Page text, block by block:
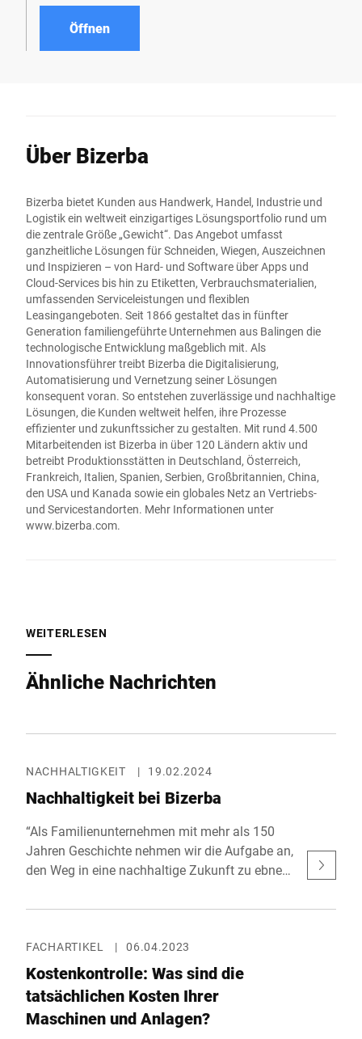
Öffnen
Über Bizerba
Bizerba bietet Kunden aus Handwerk, Handel, Industrie und
Logistik ein weltweit einzigartiges Lösungsportfolio rund um
die zentrale Größe „Gewicht“. Das Angebot umfasst
ganzheitliche Lösungen für Schneiden, Wiegen, Auszeichnen
und Inspizieren – von Hard- und Software über Apps und
Cloud-Services bis hin zu Etiketten, Verbrauchsmaterialien,
umfassenden Serviceleistungen und flexiblen
Leasingangeboten. Seit 1866 gestaltet das in fünfter
Generation familiengeführte Unternehmen aus Balingen die
technologische Entwicklung maßgeblich mit. Als
Innovationsführer treibt Bizerba die Digitalisierung,
Automatisierung und Vernetzung seiner Lösungen
konsequent voran. So entstehen zuverlässige und nachhaltige
Lösungen, die Kunden weltweit helfen, ihre Prozesse
effizienter und zukunftssicher zu gestalten. Mit rund 4.500
Mitarbeitenden ist Bizerba in über 120 Ländern aktiv und
betreibt Produktionsstätten in Deutschland, Österreich,
Frankreich, Italien, Spanien, Serbien, Großbritannien, China,
den USA und Kanada sowie ein globales Netz an Vertriebs-
und Servicestandorten. Mehr Informationen unter
www.bizerba.com.
WEITERLESEN
Ähnliche Nachrichten
NACHHALTIGKEIT | 19.02.2024
Nachhaltigkeit bei Bizerba
“Als Familienunternehmen mit mehr als 150
Jahren Geschichte nehmen wir die Aufgabe an,
den Weg in eine nachhaltige Zukunft zu ebnen.
Generation weitergeben können.“ Andreas W.
FACHARTIKEL | 06.04.2023
Kostenkontrolle: Was sind die
tatsächlichen Kosten Ihrer
Maschinen und Anlagen?